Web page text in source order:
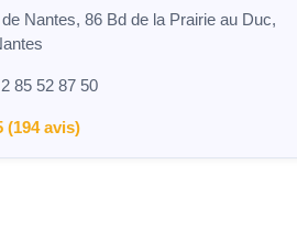
Nantes, 86 Bd de la Prairie au Duc,
85 52 87 50
(194 avis)